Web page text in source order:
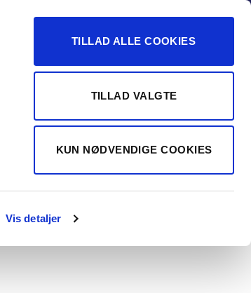
Vis detaljer
TILLAD ALLE COOKIES
TILLAD VALGTE
KUN NØDVENDIGE COOKIES
Vurdér min bil
1,5
Allure
130HK 5d